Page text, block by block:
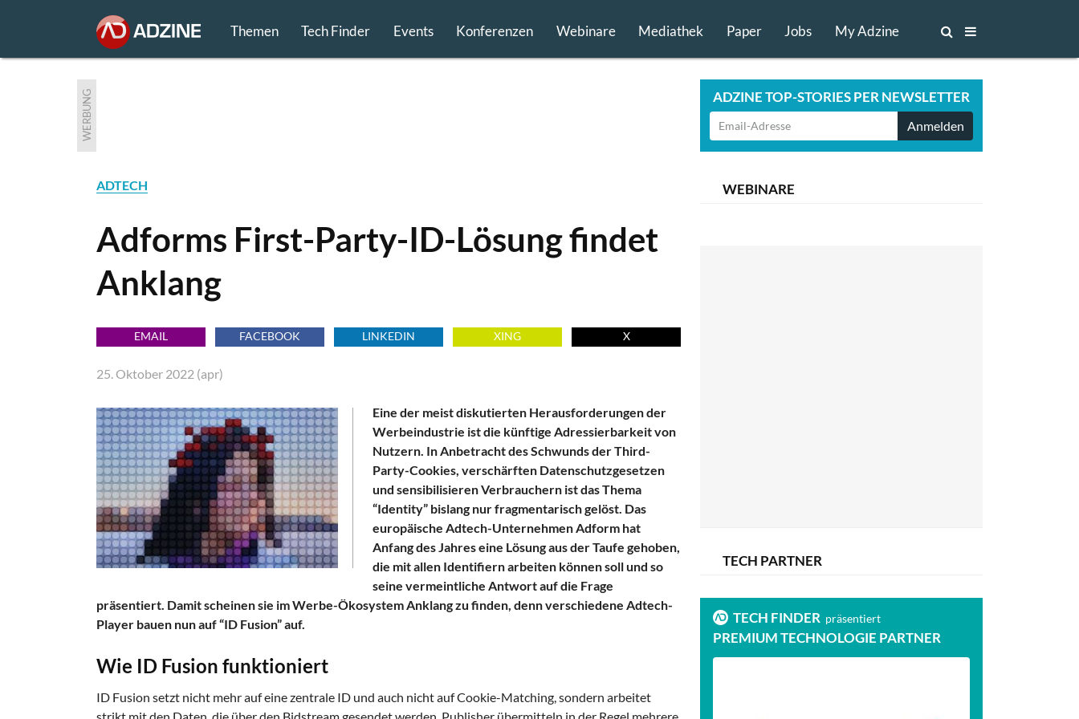
Themen Tech Finder Events Konferenzen Webinare Mediathek Paper Jobs My Adzine
WERBUNG ADZINE TOP-STORIES PER NEWSLETTER
Anmelden
ADTECH
Adforms First-Party-ID-Lösung findet
Anklang
EMAIL FACEBOOK LINKEDIN XING X
25. Oktober 2022 (apr)
Eine der meist diskutierten Herausforderungen der
Werbeindustrie ist die künftige Adressierbarkeit von
Nutzern. In Anbetracht des Schwunds der Third-
Party-Cookies, verschärften Datenschutzgesetzen
und sensibilisieren Verbrauchern ist das Thema
“Identity” bislang nur fragmentarisch gelöst. Das
europäische Adtech-Unternehmen Adform hat
Anfang des Jahres eine Lösung aus der Taufe gehoben,
die mit allen Identifiern arbeiten können soll und so
seine vermeintliche Antwort auf die Frage
präsentiert. Damit scheinen sie im Werbe-Ökosystem Anklang zu finden, denn verschiedene Adtech-
Player bauen nun auf “ID Fusion” auf.
Wie ID Fusion funktioniert
ID Fusion setzt nicht mehr auf eine zentrale ID und auch nicht auf Cookie-Matching, sondern arbeitet
WEBINARE
TECH PARTNER
TECH FINDER präsentiert
PREMIUM TECHNOLOGIE PARTNER